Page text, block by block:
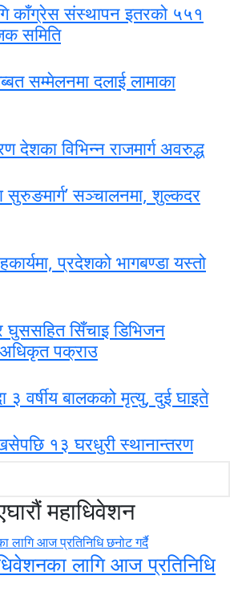
काँग्रेस संस्थापन इतरको ५५१
समिति
सम्मेलनमा दलाई लामाका
देशका विभिन्न राजमार्ग अवरुद्ध
सुरुङमार्ग’ सञ्चालनमा, शुल्कदर
प्रदेशको भागबण्डा यस्तो
सिँचाइ डिभिजन
अधिकृत पक्राउ
३ वर्षीय बालकको मृत्यु, दुई घाइते
१३ घरधुरी स्थानान्तरण
महाधिवेशन
लागि आज प्रतिनिधि